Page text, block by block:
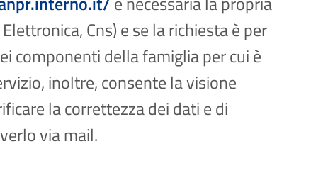
Cns) e se la richiesta è per
componenti della famiglia per cui è
inoltre, consente la visione
la correttezza dei dati e di
via mail.